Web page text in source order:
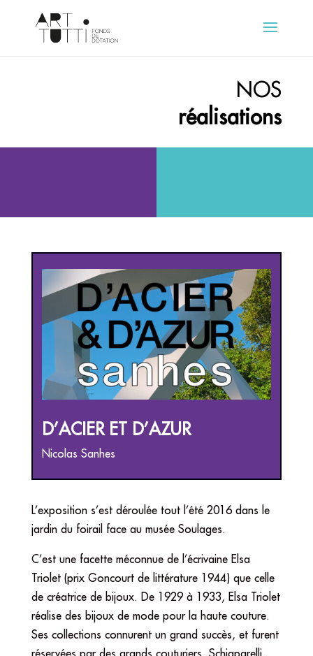
NOS
réalisations
D’ACIER ET D’AZUR
Nicolas Sanhes
L’exposition s’est déroulée tout l’été 2016 dans le
jardin du foirail face au musée Soulages.
C’est une facette méconnue de l’écrivaine Elsa
Triolet (prix Goncourt de littérature 1944) que celle
de créatrice de bijoux. De 1929 à 1933, Elsa Triolet
réalise des bijoux de mode pour la haute couture.
Ses collections connurent un grand succès, et furent